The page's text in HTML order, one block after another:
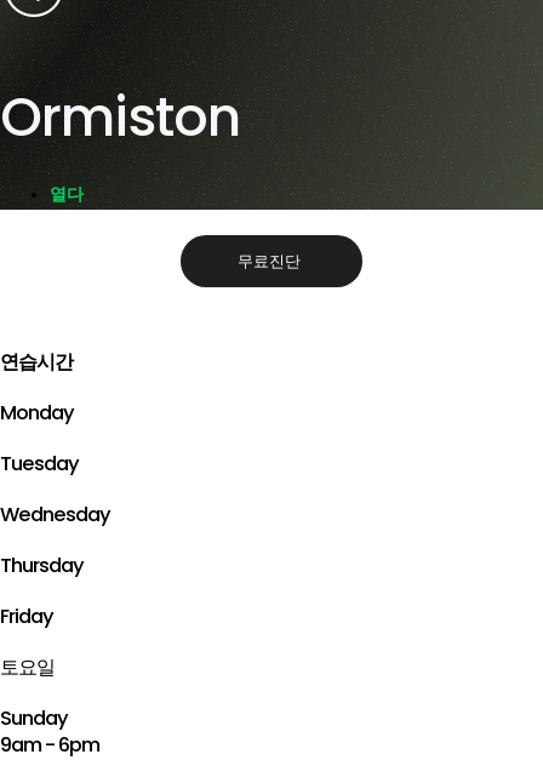
Ormiston
열다
무료진단
연습시간
Monday
Tuesday
Wednesday
Thursday
Friday
토요일
Sunday
9am - 6pm